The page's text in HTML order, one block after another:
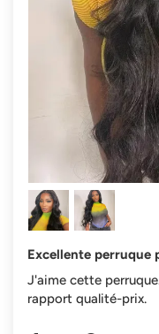
Excellente perruque
J'aime cette
rapport qualité-prix.